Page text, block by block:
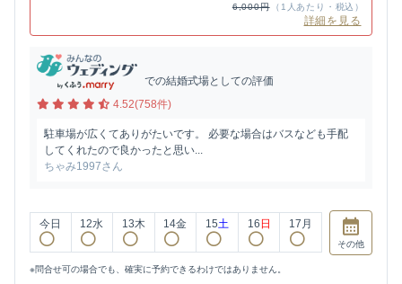
6,000円
（1人あたり・税込）
詳細を見る
での結婚式場としての評価
4.52(758件)
駐車場が広くてありがたいです。 必要な場合はバスなども手配
してくれたので良かったと思い...
ちゃみ1997さん
今日 12水 13木 14金 15土 16 日 17 月
その他
※問合せ可の場合でも、確実に予約できるわけではありません。